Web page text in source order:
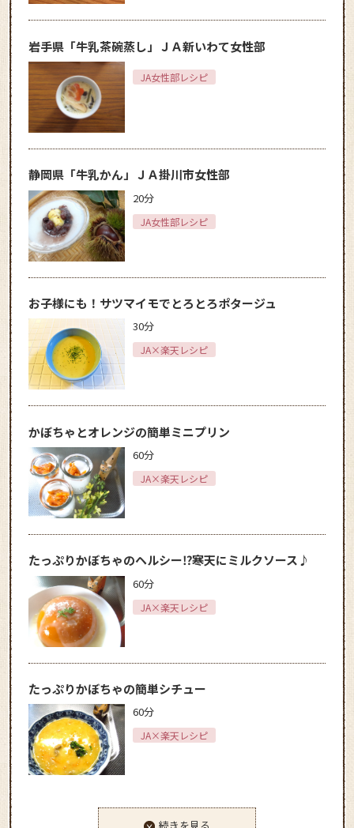
岩手県「牛乳茶碗蒸し」ＪＡ新いわて女性部
JA女性部レシピ
静岡県「牛乳かん」ＪＡ掛川市女性部
20分
JA女性部レシピ
お子様にも！サツマイモでとろとろポタージュ
30分
JA×楽天レシピ
かぼちゃとオレンジの簡単ミニプリン
60分
JA×楽天レシピ
たっぷりかぼちゃのヘルシー⁉寒天にミルクソース♪
60分
JA×楽天レシピ
たっぷりかぼちゃの簡単シチュー
60分
JA×楽天レシピ